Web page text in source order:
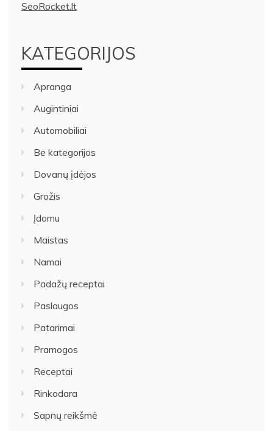
SeoRocket.lt
KATEGORIJOS
Apranga
Augintiniai
Automobiliai
Be kategorijos
Dovanų įdėjos
Grožis
Įdomu
Maistas
Namai
Padažų receptai
Paslaugos
Patarimai
Pramogos
Receptai
Rinkodara
Sapnų reikšmė